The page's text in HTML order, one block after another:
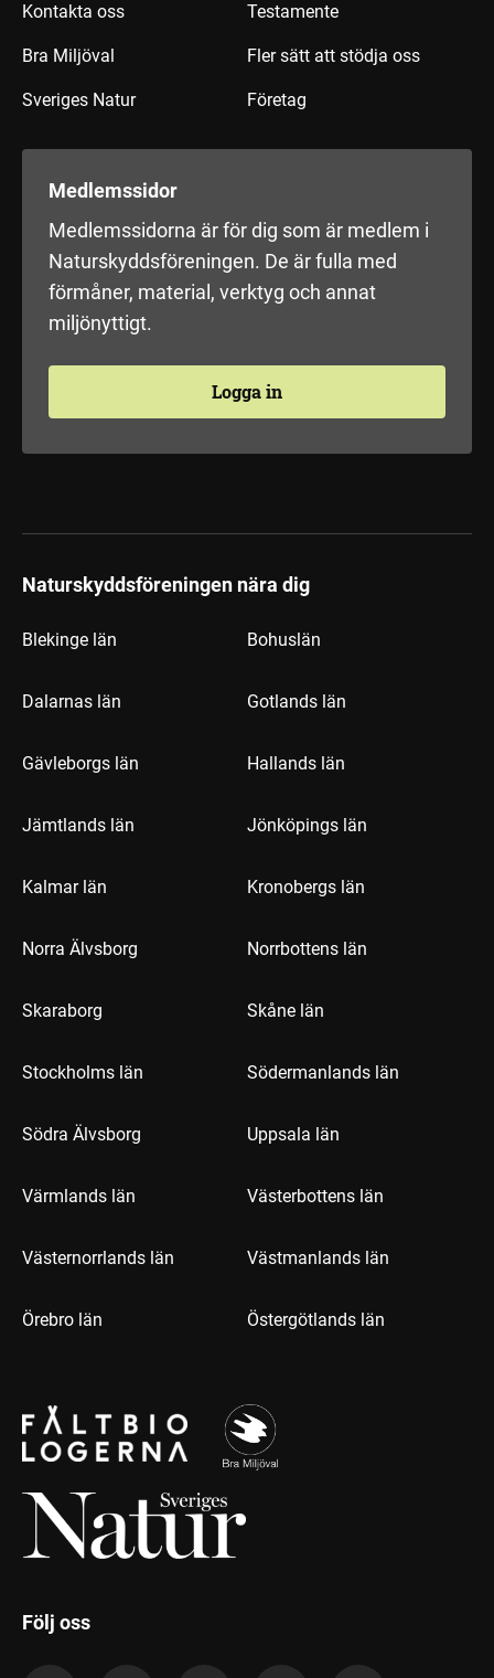
Kontakta oss
Bra Miljöval
Sveriges Natur
Testamente
Fler sätt att stödja oss
Företag
Medlemssidor
Medlemssidorna är för dig som är medlem i
Naturskyddsföreningen. De är fulla med
förmåner, material, verktyg och annat
miljönyttigt.
Logga in
Naturskyddsföreningen nära dig
Blekinge län Bohuslän
Dalarnas län Gotlands län
Gävleborgs län Hallands län
Jämtlands län Jönköpings län
Kalmar län Kronobergs län
Norra Älvsborg Norrbottens län
Skaraborg Skåne län
Stockholms län Södermanlands län
Södra Älvsborg Uppsala län
Värmlands län Västerbottens län
Västernorrlands län Västmanlands län
Örebro län Östergötlands län
Följ oss